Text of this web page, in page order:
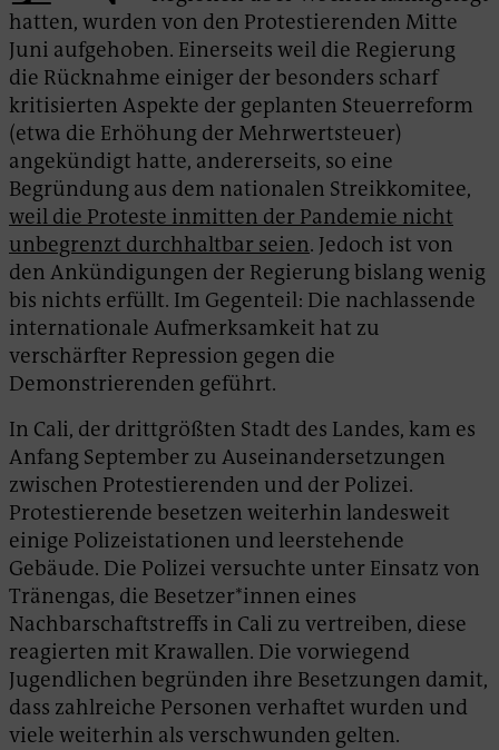
hatten, wurden von den Protestierenden Mitte
Juni aufgehoben. Einerseits weil die Regierung
die Rücknahme einiger der besonders scharf
kritisierten Aspekte der geplanten Steuerreform
(etwa die Erhöhung der Mehrwertsteuer)
angekündigt hatte, andererseits, so eine
Begründung aus dem nationalen Streikkomitee,
weil die Proteste inmitten der Pandemie nicht
unbegrenzt durchhaltbar seien. Jedoch ist von
den Ankündigungen der Regierung bislang wenig
bis nichts erfüllt. Im Gegenteil: Die nachlassende
internationale Aufmerksamkeit hat zu
verschärfter Repression gegen die
Demonstrierenden geführt.
In Cali, der drittgrößten Stadt des Landes, kam es
Anfang September zu Auseinandersetzungen
zwischen Protestierenden und der Polizei.
Protestierende besetzen weiterhin landesweit
einige Polizeistationen und leerstehende
Gebäude. Die Polizei versuchte unter Einsatz von
Tränengas, die Besetzer*innen eines
Nachbarschaftstreffs in Cali zu vertreiben, diese
reagierten mit Krawallen. Die vorwiegend
Jugendlichen begründen ihre Besetzungen damit,
dass zahlreiche Personen verhaftet wurden und
viele weiterhin als verschwunden gelten.